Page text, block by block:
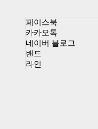
페이스북
카카오톡
네이버 블로그
밴드
라인